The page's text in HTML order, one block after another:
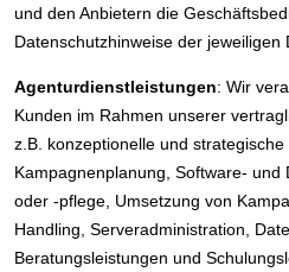
und den Anbietern die
Datenschutzhinweise der jeweiligen
Agenturdienstleistungen: Wir
Kunden im Rahmen unserer
z.B. konzeptionelle und strategische
Kampagnenplanung, Software- und
oder -pflege, Umsetzung von
Handling, Serveradministration,
Beratungsleistungen und